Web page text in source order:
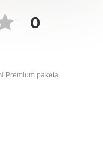
0
Premium paketa